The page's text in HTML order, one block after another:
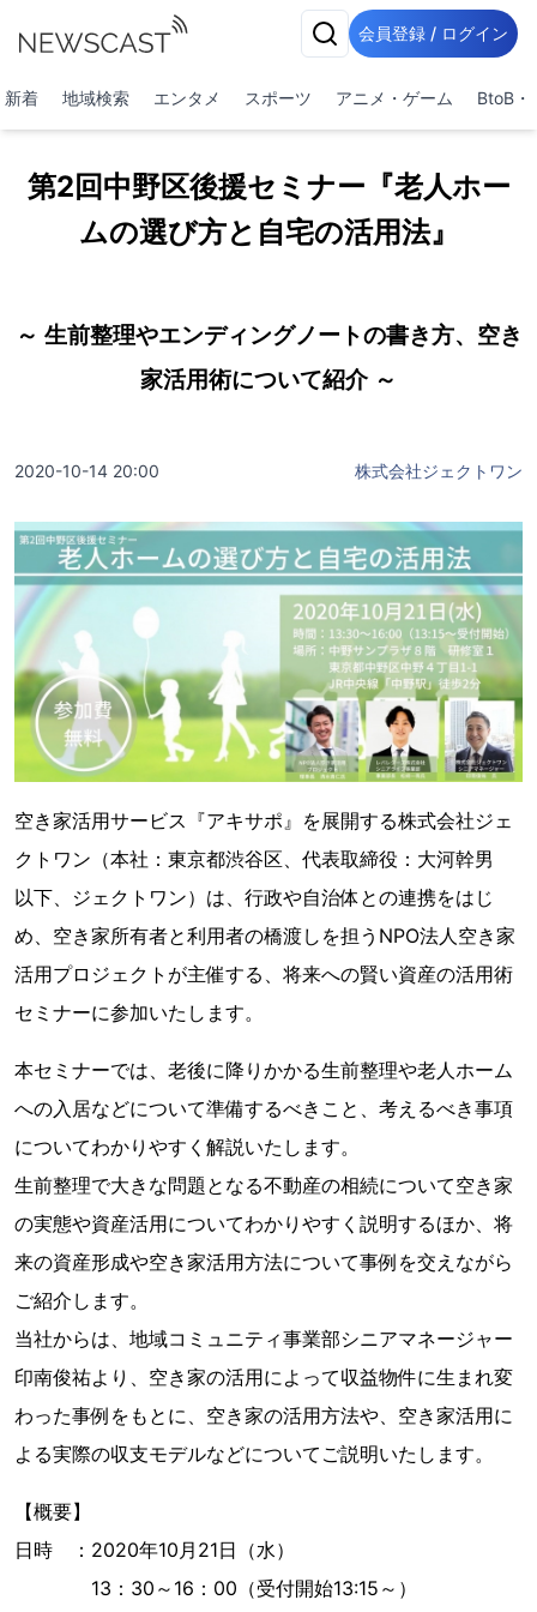
会員登録 / ログイン
新着 地域検索 エンタメ スポーツ アニメ・ゲーム BtoB・
第2回中野区後援セミナー『老人ホー
ムの選び方と自宅の活用法』
～ 生前整理やエンディングノートの書き方、空き
家活用術について紹介 ～
2020-10-14 20:00 株式会社ジェクトワン
空き家活用サービス『アキサポ』を展開する株式会社ジェ
クトワン（本社：東京都渋谷区、代表取締役：大河幹男
以下、ジェクトワン）は、行政や自治体との連携をはじ
め、空き家所有者と利用者の橋渡しを担うNPO法人空き家
活用プロジェクトが主催する、将来への賢い資産の活用術
セミナーに参加いたします。
本セミナーでは、老後に降りかかる生前整理や老人ホーム
への入居などについて準備するべきこと、考えるべき事項
についてわかりやすく解説いたします。
生前整理で大きな問題となる不動産の相続について空き家
の実態や資産活用についてわかりやすく説明するほか、将
来の資産形成や空き家活用方法について事例を交えながら
ご紹介します。
当社からは、地域コミュニティ事業部シニアマネージャー
印南俊祐より、空き家の活用によって収益物件に生まれ変
わった事例をもとに、空き家の活用方法や、空き家活用に
よる実際の収支モデルなどについてご説明いたします。
【概要】
日時 ：2020年10月21日（水）
13：30～16：00（受付開始13:15～）